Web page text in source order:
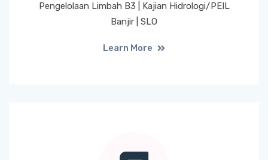
Pengelolaan Limbah B3 | Kajian Hidrologi/PEIL
Banjir | SLO
Learn More